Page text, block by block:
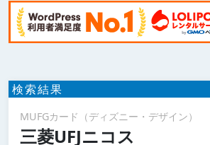
検索結果
MUFGカード（ディズニー・デザイン）
三菱UFJニコス